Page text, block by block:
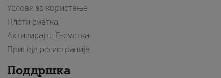
Услови за користење
Плати сметка
Активирајте Е-сметка
Припејд регистрација
Поддршка